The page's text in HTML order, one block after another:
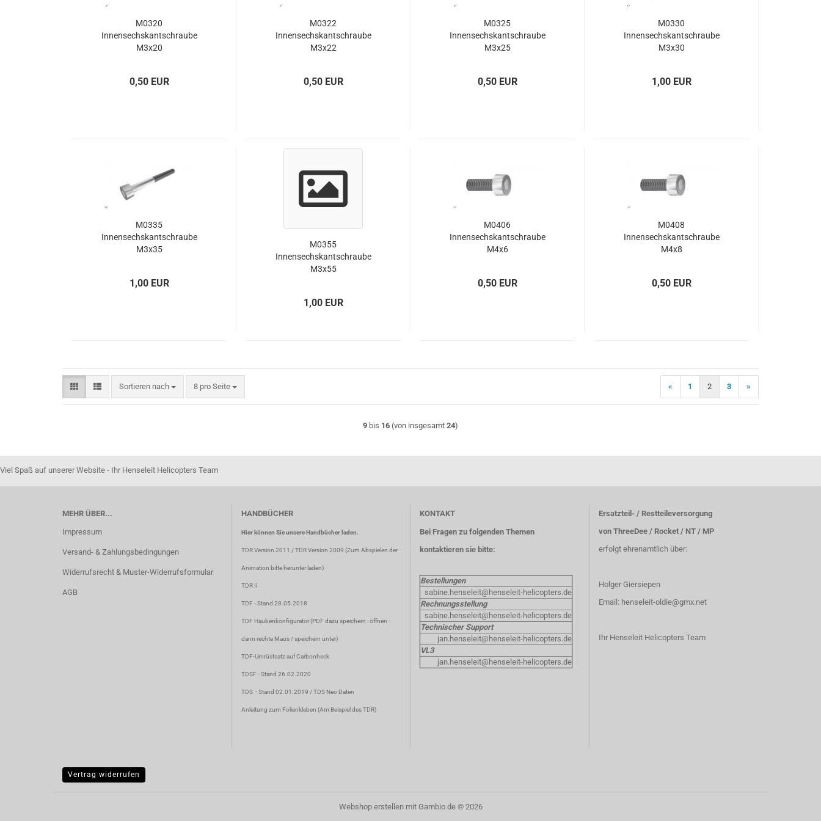
TDR - 9 - Heckrotorgetriebe
M0320
Innensechskantschraube
M3x20
0,50 EUR
M0322
Innensechskantschraube
M3x22
0,50 EUR
M0325
Innensechskantschraube
M3x25
0,50 EUR
M0330
Innensechskantschraube
M3x30
1,00 EUR
M0335
Innensechskantschraube
M3x35
1,00 EUR
M0355
Innensechskantschraube
M3x55
1,00 EUR
M0406
Innensechskantschraube
M4x6
0,50 EUR
M0408
Innensechskantschraube
M4x8
0,50 EUR
Sortieren nach
Sortieren nach 8 pro Seite
pro Seite « 1 2 3 »
9 bis 16 (von insgesamt 24)
Viel Spaß auf unserer Website - Ihr Henseleit Helicopters Team
MEHR ÜBER...
Impressum
Versand- & Zahlungsbedingungen
Widerrufsrecht & Muster-Widerrufsformular
AGB
HANDBÜCHER
Hier können Sie unsere Handbücher laden.
TDR Version 2011 /TDR Version 2009 (Zum Abspielen der
Animation bitte herunter laden)
TDR II
TDF - Stand 28.05.2018
TDF Haubenkonfigurator(PDF dazu speichern : öffnen -
dann rechte Maus / speichern unter)
TDF-Umrüstsatz auf Carbonheck
TDSF - Stand 26.02.2020
TDS - Stand 02.01.2019 /TDS Neo Daten
Anleitung zum Folienkleben (Am Beispiel des TDR)
KONTAKT
Bei Fragen zu folgenden Themen
kontaktieren sie bitte:
Bestellungen
sabine.henseleit@henseleit-helicopters.de
Rechnungsstellung
sabine.henseleit@henseleit-helicopters.de
Technischer Support
jan.henseleit@henseleit-helicopters.de
VL3
jan.henseleit@henseleit-helicopters.de
Ersatzteil- / Restteileversorgung
von ThreeDee / Rocket / NT / MP
erfolgt ehrenamtlich über:
Holger Giersiepen
Email: henseleit-oldie@gmx.net
Ihr Henseleit Helicopters Team
Vertrag widerrufen
Webshop erstellenmit Gambio.de © 2026